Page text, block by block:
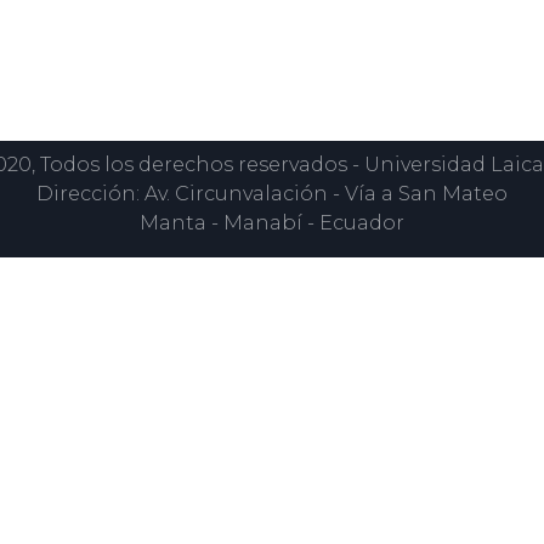
Todos los derechos reservados - Universidad
Dirección: Av. Circunvalación - Vía a San Mateo
Manta - Manabí - Ecuador